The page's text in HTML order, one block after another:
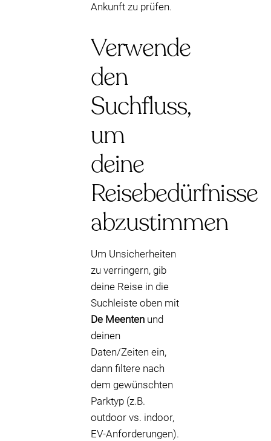
Ankunft zu prüfen.
Verwende
den
Suchfluss,
um
deine
Reisebedürfnisse
abzustimmen
Um Unsicherheiten
zu verringern, gib
deine Reise in die
Suchleiste oben mit
De Meenten und
deinen
Daten/Zeiten ein,
dann filtere nach
dem gewünschten
Parktyp (z.B.
outdoor vs. indoor,
EV-Anforderungen).